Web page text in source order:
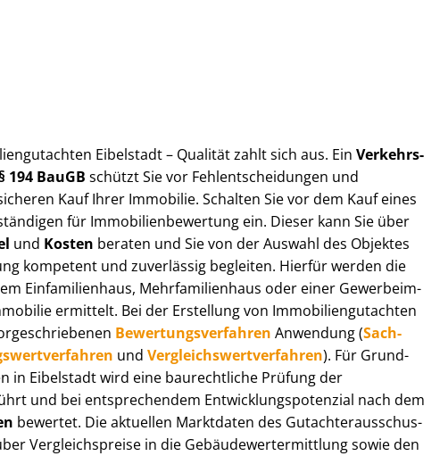
Eibelstadt – Qualität zahlt sich aus. Ein Ver­kehrs­
BauGB schützt Sie vor Fehl­ent­schei­dun­gen und
Kauf Ihrer Immobilie. Schalten Sie vor dem Kauf eines
für Im­mo­bi­li­en­be­wer­tung ein. Dieser kann Sie über
und Kosten beraten und Sie von der Auswahl des Objektes
kompetent und zuverlässig begleiten. Hierfür werden die
Einfamilienhaus, Mehr­fa­mi­li­en­haus oder einer Ge­wer­be­im­
ermittelt. Bei der Erstellung von Im­mo­bi­li­en­gut­ach­ten
Be­wer­tungs­ver­fah­ren Anwendung (Sach­
und Ver­gleichs­wert­ver­fah­ren). Für Grund­
in Eibelstadt wird eine baurechtliche Prüfung der
und bei entsprechendem Ent­wick­lungs­po­ten­zi­al nach dem
bewertet. Die aktuellen Marktdaten des Gut­ach­ter­aus­schus­
Ver­gleichs­prei­se in die Ge­bäu­de­wert­ermitt­lung sowie den